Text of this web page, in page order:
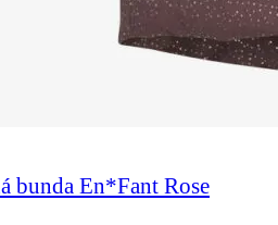
bunda En*Fant Rose